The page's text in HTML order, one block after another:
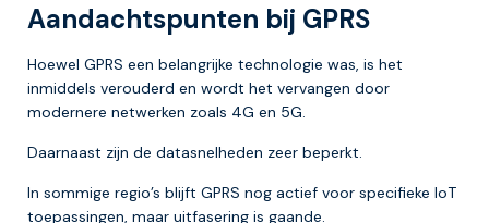
Aandachtspunten bij GPRS
Hoewel GPRS een belangrijke technologie was, is het
inmiddels verouderd en wordt het vervangen door
modernere netwerken zoals 4G en 5G.
Daarnaast zijn de datasnelheden zeer beperkt.
In sommige regio’s blijft GPRS nog actief voor specifieke IoT
toepassingen, maar uitfasering is gaande.